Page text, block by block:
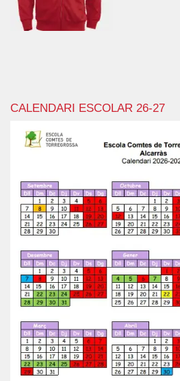
CALENDARI ESCOLAR 26-27